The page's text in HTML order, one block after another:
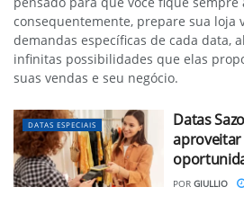
consequentemente, prepare sua loja
demandas específicas de cada data,
infinitas possibilidades que elas
suas vendas e seu negócio.
DATAS ESPECIAIS
Datas
POR GIULLIO